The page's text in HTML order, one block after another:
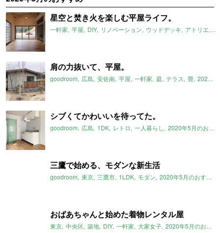
星空と焚き火を楽しむ平屋ライフ。
一軒家 平屋 DIY リノベーション ウッドデッキ アトリエ
肩の力抜いて、平屋。
goodroom 広島 安佐南 平屋 一軒家 庭 テラス 畳 2020年5月のおすすめ
シブくてかわいいを待ってた。
goodroom 広島 1DK レトロ 一人暮らし 2020年5月のおすすめ
三鷹で始める、モダンな新生活
goodroom 東京 三鷹市 1LDK モダン 2020年5月のおすすめ
おばあちゃんと始めた着物レンタル屋
東京 中央区 築地 DIY 一軒家 大家女子 2020年5月のおすすめ